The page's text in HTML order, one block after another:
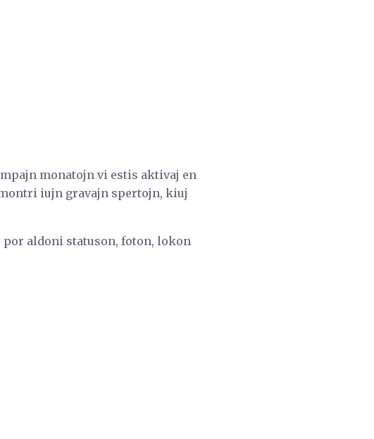
monatojn vi estis aktivaj en
iujn gravajn spertojn, kiuj
aldoni statuson, foton, lokon